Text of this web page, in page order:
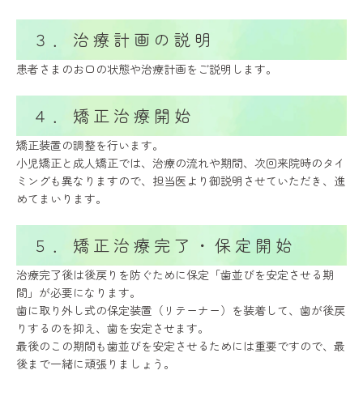
３．治療計画の説明
患者さまのお口の状態や治療計画をご説明します。
４．矯正治療開始
矯正装置の調整を行います。
小児矯正と成人矯正では、治療の流れや期間、次回来院時のタイ
ミングも異なりますので、担当医より御説明させていただき、進
めてまいります。
５．矯正治療完了・保定開始
治療完了後は後戻りを防ぐために保定「歯並びを安定させる期
間」が必要になります。
歯に取り外し式の保定装置（リテーナー）を装着して、歯が後戻
りするのを抑え、歯を安定させます。
最後のこの期間も歯並びを安定させるためには重要ですので、最
後まで一緒に頑張りましょう。